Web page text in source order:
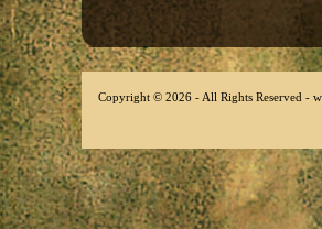
Copyright © 2026 - All Rights Reserved -